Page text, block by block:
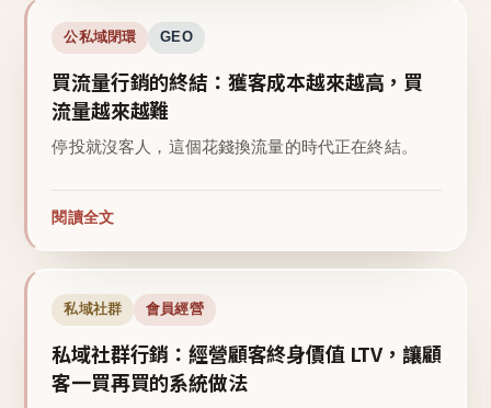
公私域閉環 GEO
買流量行銷的終結：獲客成本越來越高，買
流量越來越難
停投就沒客人，這個花錢換流量的時代正在終結。
閱讀全文
私域社群 會員經營
私域社群行銷：經營顧客終身價值 LTV，讓顧
客一買再買的系統做法